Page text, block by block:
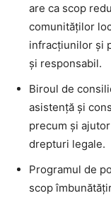
are ca scop
comunităților
infracțiunilor și
și responsabil.
Biroul de
asistență și
precum și
drepturi legale.
Programul de
scop